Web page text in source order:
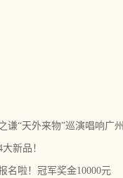
谦“天外来物”巡演唱响广州
新品！
名啦！冠军奖金10000元